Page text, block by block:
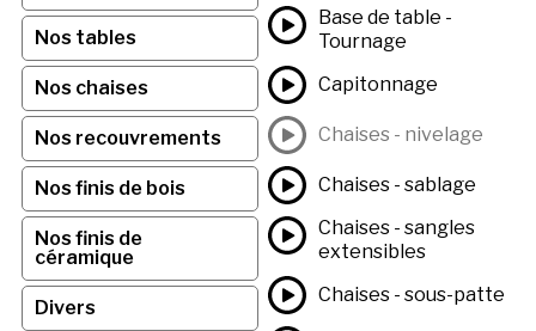
Nos tables
Nos chaises
Nos recouvrements
Nos finis de bois
Nos finis de
céramique
Divers
Base de table -
Tournage
Capitonnage
Chaises - nivelage
Chaises - sablage
Chaises - sangles
extensibles
Chaises - sous-patte